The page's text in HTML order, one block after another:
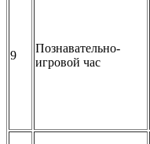
9
Познавательно-
игровой час